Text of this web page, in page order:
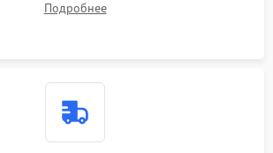
термопасты с кристаллов чипов.
Подробнее